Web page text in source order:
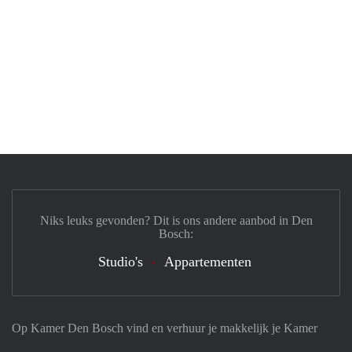
Op Kamer Den Bosch vind en verhuur je makkelijk je Kamer
Niks leuks gevonden? Dit is ons andere aanbod in Den
Bosch:
Studio's Appartementen